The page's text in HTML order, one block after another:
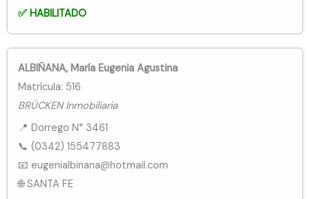
✅ HABILITADO
ALBIÑANA, María Eugenia Agustina
Matrícula: 516
BRÜCKEN Inmobiliaria
📍 Dorrego N° 3461
📞 (0342) 155477883
📧 eugenialbinana@hotmail.com
🌐 SANTA FE